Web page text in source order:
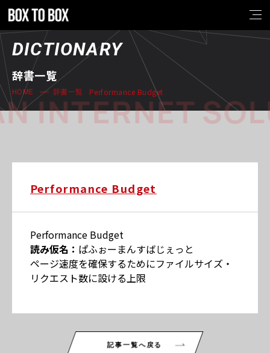
DICTIONARY
辞書一覧
HOME 辞書一覧 Performance Budget
INTERNET
Performance Budget
Performance Budget
読み仮名： ぱふぉーまんすばじぇっと
ページ速度を確保するためにファイルサイズ・
リクエスト数に設ける上限
記事一覧へ戻る